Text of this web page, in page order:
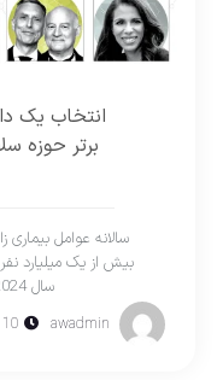
برتر حوزه
سالانه عوامل
بیش از یک میلیارد
سال 2024، دکتر امانوئل سوبیران...
awadmin 10 می 2025